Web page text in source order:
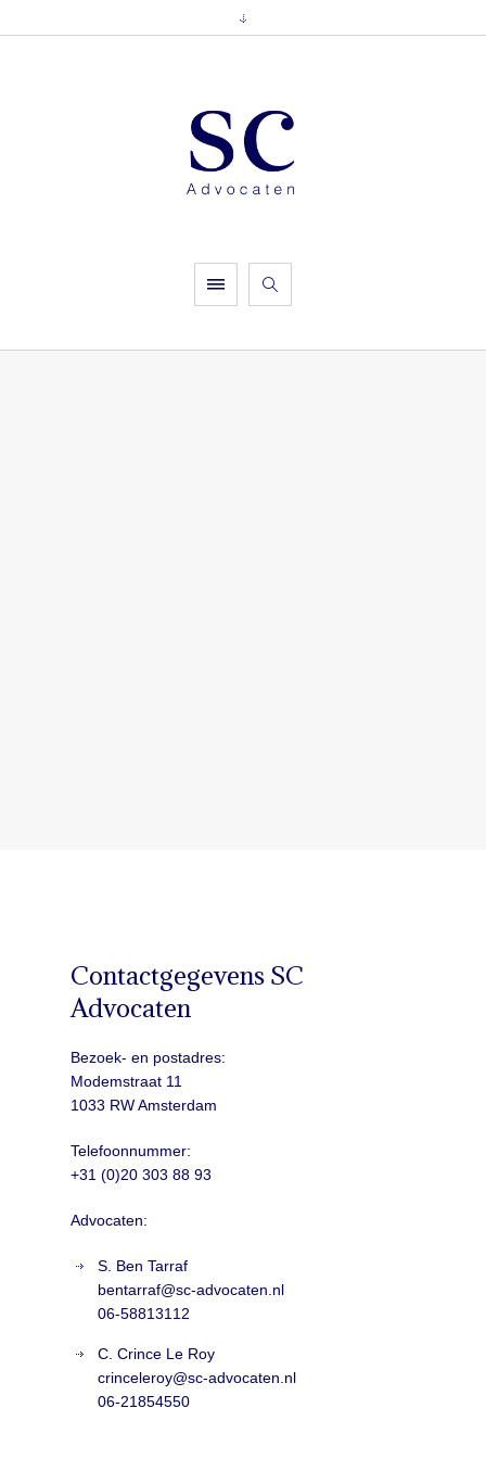
Contactgegevens SC
Advocaten
Bezoek- en postadres:
Modemstraat 11
1033 RW Amsterdam
Telefoonnummer:
+31 (0)20 303 88 93
Advocaten:
S. Ben Tarraf
bentarraf@sc-advocaten.nl
06-58813112
C. Crince Le Roy
crinceleroy@sc-advocaten.nl
06-21854550